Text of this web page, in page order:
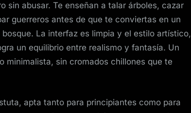
sin abusar. Te enseñan a talar árboles, cazar
guerreros antes de que te conviertas en un
La interfaz es limpia y el estilo artístico,
un equilibrio entre realismo y fantasía. Un
minimalista, sin cromados chillones que te
apta tanto para principiantes como para